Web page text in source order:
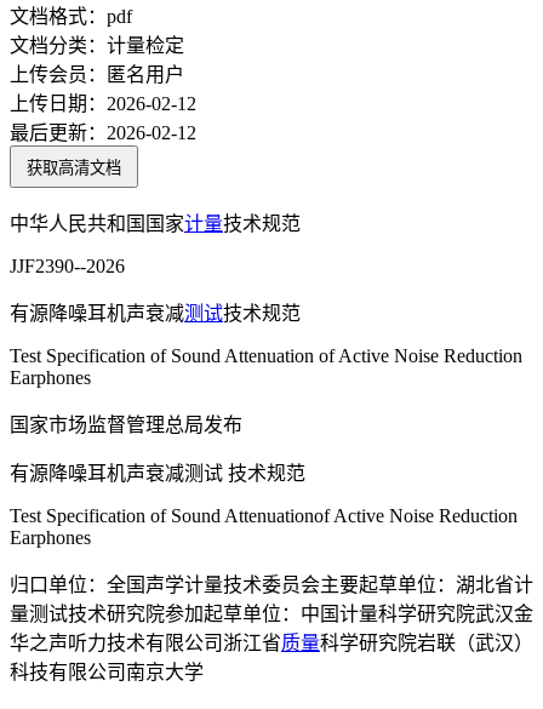
文档格式： pdf
文档分类： 计量检定
上传会员：
匿名用户
上传日期： 2026-02-12
最后更新： 2026-02-12
获取高清文档
中华人民共和国国家计量技术规范
JJF2390--2026
有源降噪耳机声衰减测试技术规范
Test Specification of Sound Attenuation of Active Noise Reduction
Earphones
国家市场监督管理总局发布
有源降噪耳机声衰减测试 技术规范
Test Specification of Sound Attenuationof Active Noise Reduction
Earphones
归口单位：全国声学计量技术委员会主要起草单位：湖北省计
量测试技术研究院参加起草单位：中国计量科学研究院武汉金
华之声听力技术有限公司浙江省质量科学研究院岩联（武汉）
科技有限公司南京大学